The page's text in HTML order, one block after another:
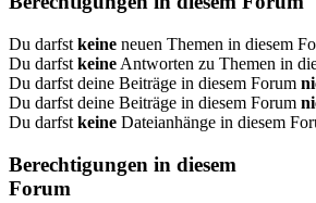
Du darfst keine neuen Themen in diesem
Du darfst keine Antworten zu Themen in
Du darfst deine Beiträge in diesem Forum
Du darfst deine Beiträge in diesem Forum
Du darfst keine Dateianhänge in diesem
Berechtigungen in diesem
Forum